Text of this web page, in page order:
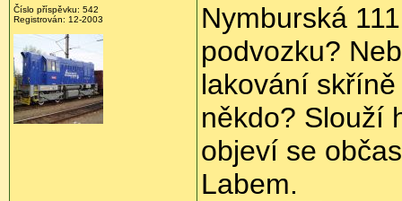
Číslo příspěvku: 542
Registrován: 12-2003
Nymburská
podvozku?
lakování
někdo? Slouží
objeví se
Labem.